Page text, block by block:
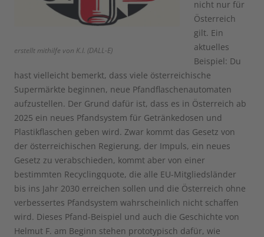
erstellt mithilfe von K.I. (DALL-E)
nicht nur für
Österreich
gilt. Ein
aktuelles
Beispiel: Du
hast vielleicht bemerkt, dass viele österreichische
Supermärkte beginnen, neue Pfandflaschenautomaten
aufzustellen. Der Grund dafür ist, dass es in Österreich ab
2025 ein neues Pfandsystem für Getränkedosen und
Plastikflaschen geben wird. Zwar kommt das Gesetz von
der österreichischen Regierung, der Impuls, ein neues
Gesetz zu verabschieden, kommt aber von einer
bestimmten Recyclingquote, die alle EU-Mitgliedsländer
bis ins Jahr 2030 erreichen sollen und die Österreich ohne
verbessertes Pfandsystem wahrscheinlich nicht schaffen
wird. Dieses Pfand-Beispiel und auch die Geschichte von
Helmut F. am Beginn stehen prototypisch dafür, wie